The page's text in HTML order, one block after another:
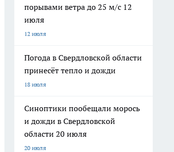
порывами ветра до 25 м/с 12
июля
12 июля
Погода в Свердловской области
принесёт тепло и дожди
18 июля
Синоптики пообещали морось
и дожди в Свердловской
области 20 июля
20 июля